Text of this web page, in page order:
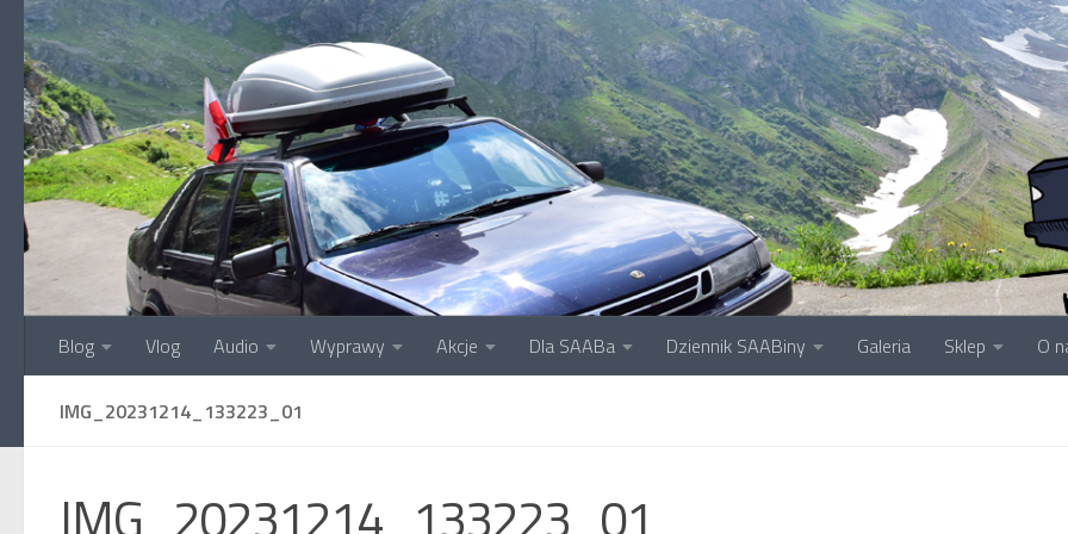
Przejdź do treści
Blog Vlog Audio Wyprawy Akcje Dla SAABa Dziennik SAABiny Galeria Sklep O
IMG_20231214_133223_01
IMG_20231214_133223_01